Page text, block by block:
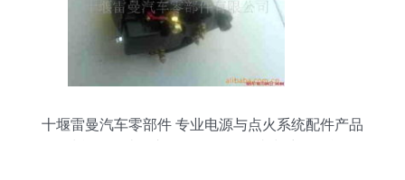
十堰雷曼汽车零部件 专业电源与点火系统配件产品